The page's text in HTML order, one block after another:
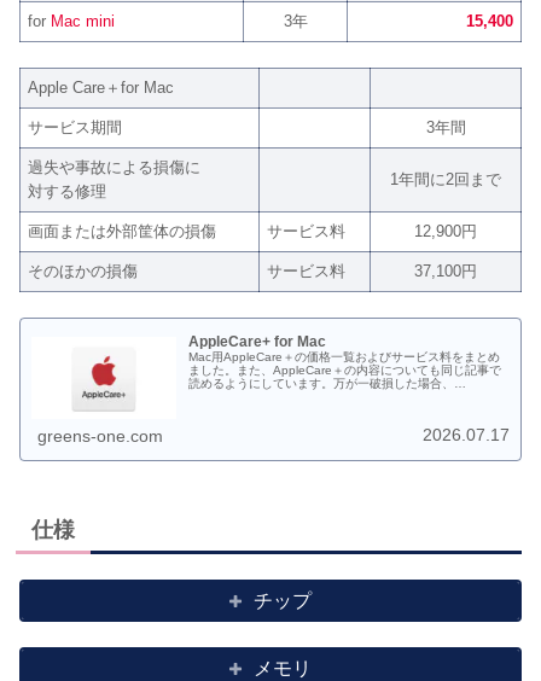
for Mac mini 3年 15,400
Apple Care＋for Mac
サービス期間 3年間
過失や事故による損傷に
対する修理
1年間に2回まで
画面または外部筐体の損傷 サービス料 12,900円
そのほかの損傷 サービス料 37,100円
AppleCare+ for Mac
Mac用AppleCare＋の価格一覧およびサービス料をまとめ
ました。また、AppleCare＋の内容についても同じ記事で
読めるようにしています。万が一破損した場合、
greens-one.com 2026.07.17
仕様
チップ
メモリ